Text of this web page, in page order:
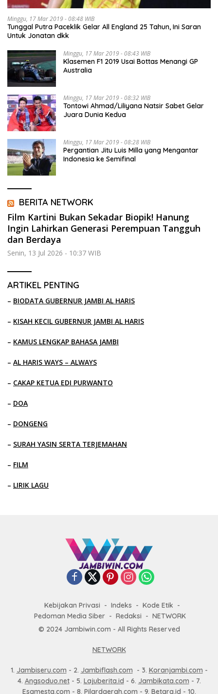
Minggu, 17 Mar 2019 - 08:48 WIB
Tunggal Putra Paceklik Gelar All England 25 Tahun, Ini Saran
Untuk Jonatan dkk
Minggu, 17 Mar 2019 - 08:43 WIB
Klasemen F1 2019 Usai Bottas Menangi GP
Australia
Minggu, 17 Mar 2019 - 08:32 WIB
Tontowi Ahmad/Liliyana Natsir Sabet Gelar
Juara Dunia Kedua
Minggu, 17 Mar 2019 - 08:28 WIB
Pergantian Jitu Luis Milla yang Mengantar
Indonesia ke Semifinal
BERITA NETWORK
Film Kartini Bukan Sekadar Biopik! Hanung
Ingin Lahirkan Generasi Perempuan Tangguh
dan Berdaya
Senin, 13 Jul 2026 - 10:37 WIB
ARTIKEL PENTING
– BIODATA GUBERNUR JAMBI AL HARIS
– KISAH KECIL GUBERNUR JAMBI AL HARIS
– KAMUS LENGKAP BAHASA JAMBI
– AL HARIS WAYS – ALWAYS
– CAKAP KETUA EDI PURWANTO
– DOA
– DONGENG
– SURAH YASIN SERTA TERJEMAHAN
– FILM
– LIRIK LAGU
Kebijakan Privasi Indeks
Kode Etik
Pedoman Media Siber
Redaksi
NETWORK
© 2024 Jambiwin.com - All Rights Reserved
NETWORK
1. Jambiseru.com - 2. Jambiflash.com - 3. Koranjambi.com -
4. Angsoduo.net- 5. Lajuberita.id - 6. Jambikata.com - 7.
Esamesta.com - 8. Pilardaerah.com - 9. Betara.id - 10.